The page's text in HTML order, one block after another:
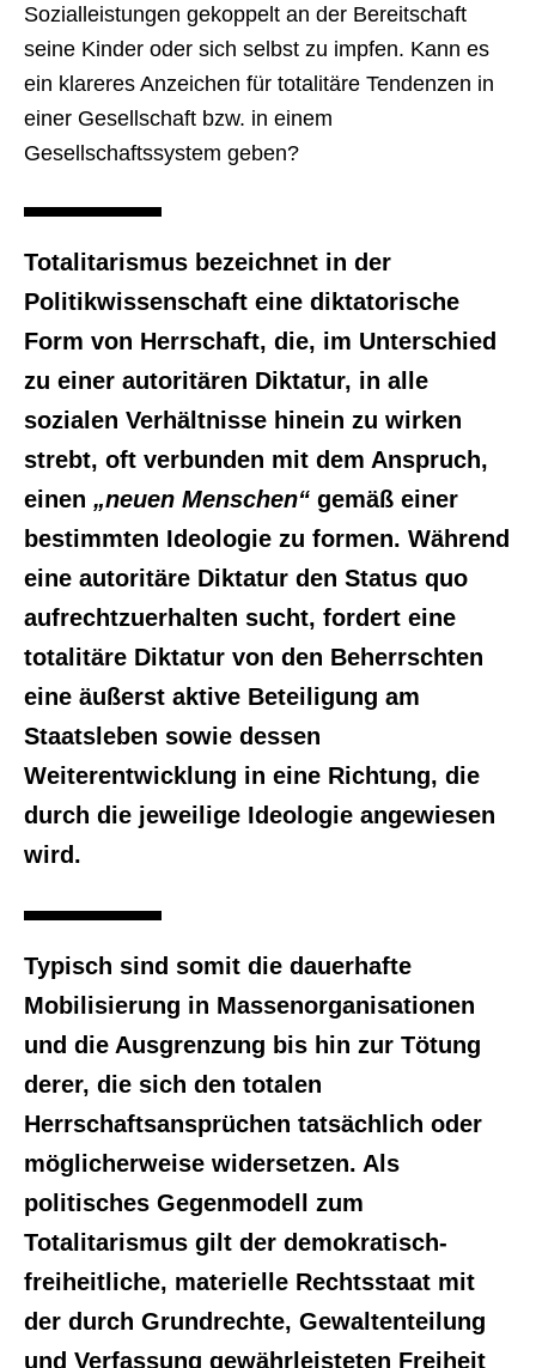
Sozialleistungen gekoppelt an der Bereitschaft
seine Kinder oder sich selbst zu impfen. Kann es
ein klareres Anzeichen für totalitäre Tendenzen in
einer Gesellschaft bzw. in einem
Gesellschaftssystem geben?
Totalitarismus bezeichnet in der
Politikwissenschaft eine diktatorische
Form von Herrschaft, die, im Unterschied
zu einer autoritären Diktatur, in alle
sozialen Verhältnisse hinein zu wirken
strebt, oft verbunden mit dem Anspruch,
einen „neuen Menschen“ gemäß einer
bestimmten Ideologie zu formen. Während
eine autoritäre Diktatur den Status quo
aufrechtzuerhalten sucht, fordert eine
totalitäre Diktatur von den Beherrschten
eine äußerst aktive Beteiligung am
Staatsleben sowie dessen
Weiterentwicklung in eine Richtung, die
durch die jeweilige Ideologie angewiesen
wird.
Typisch sind somit die dauerhafte
Mobilisierung in Massenorganisationen
und die Ausgrenzung bis hin zur Tötung
derer, die sich den totalen
Herrschaftsansprüchen tatsächlich oder
möglicherweise widersetzen. Als
politisches Gegenmodell zum
Totalitarismus gilt der demokratisch-
freiheitliche, materielle Rechtsstaat mit
der durch Grundrechte, Gewaltenteilung
und Verfassung gewährleisteten Freiheit